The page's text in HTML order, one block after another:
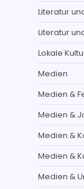
Literatur
Literatur
Lokale
Medien
Medien &
Medien &
Medien &
Medien &
Medien &